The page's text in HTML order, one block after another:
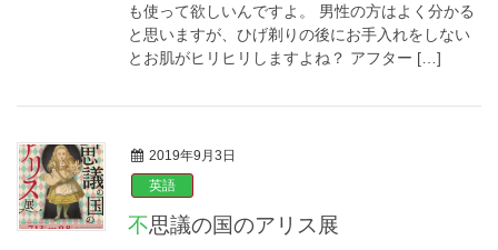
も使って欲しいんですよ。 男性の方はよく分かる
と思いますが、ひげ剃りの後にお手入れをしない
とお肌がヒリヒリしますよね？ アフター […]
2019年9月3日
英語
不思議の国のアリス展